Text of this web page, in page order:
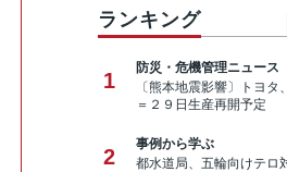
ランキング
1
防災・危機管理ニュース
〔熊本地震影響〕トヨ
＝２９日生産再開予定
2
事例から学ぶ
都水道局、五輪向けテロ